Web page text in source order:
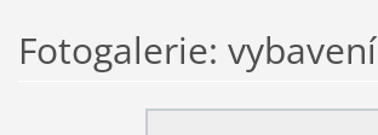
Fotogalerie: vybavení